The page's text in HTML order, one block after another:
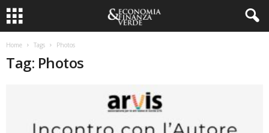
Home Tags Photos
Tag: Photos